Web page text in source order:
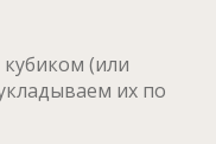
(или
их по